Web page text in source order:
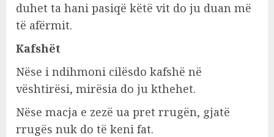
duhet ta hani pasiqë këtë vit do ju duan më
të afërmit.
Kafshët
Nëse i ndihmoni cilësdo kafshë në
vështirësi, mirësia do ju kthehet.
Nëse macja e zezë ua pret rrugën, gjatë
rrugës nuk do të keni fat.